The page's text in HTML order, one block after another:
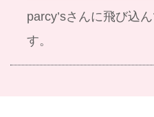
parcy’sさんに飛び込
す。